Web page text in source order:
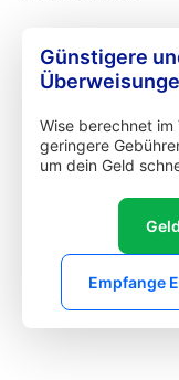
Günstigere
Wise berechnet im
geringere
um dein Geld
Empfange